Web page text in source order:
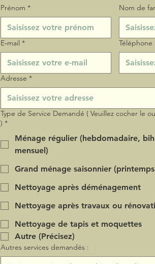
Prénom * Nom de
E‑mail * Téléphone
Adresse *
Type de Service Demandé ( Veuillez cocher le
) *
Ménage régulier (hebdomadaire,
mensuel)
Grand ménage saisonnier
Nettoyage après déménagement
Nettoyage après travaux ou
Nettoyage de tapis et moquettes
Autre (Précisez)
Autres services demandés :